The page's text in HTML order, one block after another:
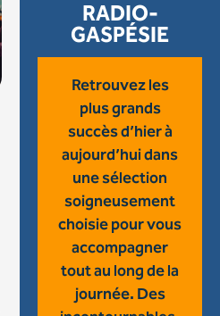
RADIO-
GASPÉSIE
Retrouvez les
plus grands
succès d’hier à
aujourd’hui dans
une sélection
soigneusement
choisie pour vous
accompagner
tout au long de la
journée. Des